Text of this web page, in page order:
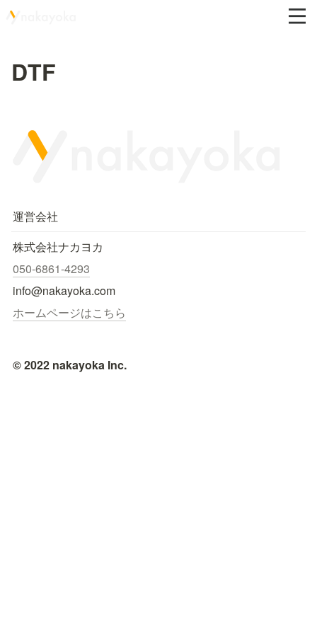
DTF
運営会社
株式会社ナカヨカ
050-6861-4293
info@nakayoka.com
ホームページはこちら
© 2022 nakayoka Inc.